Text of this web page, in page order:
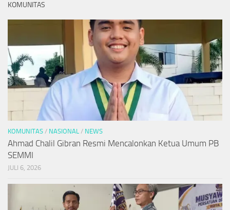
KOMUNITAS
KOMUNITAS / NASIONAL / NEWS
Ahmad Chalil Gibran Resmi Mencalonkan Ketua Umum PB
SEMMI
JULI 6, 2026